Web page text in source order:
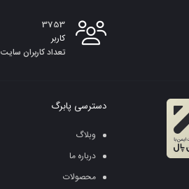
3753
کاربر
تعداد کاربران سایت
دسترسی پابرگ
وبلاگ
درباره ما
محصولات